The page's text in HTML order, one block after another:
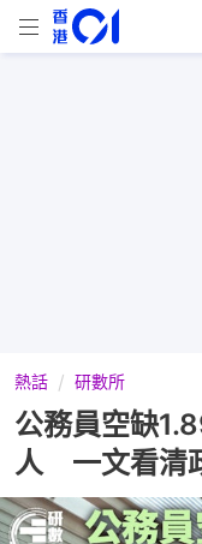
熱話 研數所
公務員空缺
人 一文看清